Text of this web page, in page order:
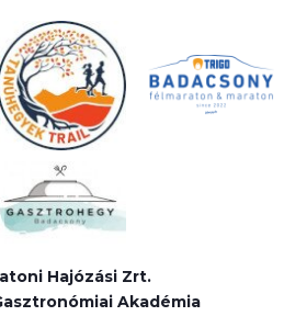
Hajózási Zrt.
Akadémia